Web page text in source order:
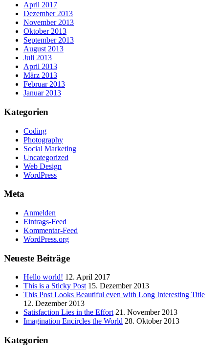
April 2017
Dezember 2013
November 2013
Oktober 2013
September 2013
August 2013
Juli 2013
April 2013
März 2013
Februar 2013
Januar 2013
Kategorien
Coding
Photography
Social Marketing
Uncategorized
Web Design
WordPress
Meta
Anmelden
Eintrags-Feed
Kommentar-Feed
WordPress.org
Neueste Beiträge
Hello world! 12. April 2017
This is a Sticky Post 15. Dezember 2013
This Post Looks Beautiful even with Long Interesting Title
12. Dezember 2013
Satisfaction Lies in the Effort 21. November 2013
Imagination Encircles the World 28. Oktober 2013
Kategorien